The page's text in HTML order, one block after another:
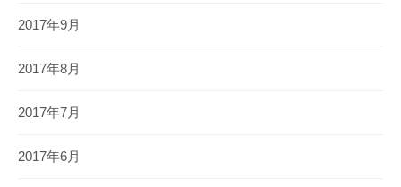
2017年9月
2017年8月
2017年7月
2017年6月